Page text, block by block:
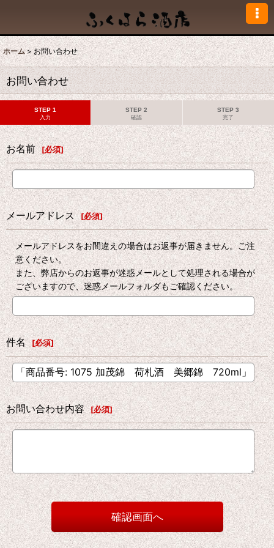
ホーム > お問い合わせ
お問い合わせ
STEP 1
入力
STEP 2
確認
STEP 3
完了
お名前 [必須]
メールアドレス [必須]
メールアドレスをお間違えの場合はお返事が届きません。ご注
意ください。
また、弊店からのお返事が迷惑メールとして処理される場合が
ございますので、迷惑メールフォルダもご確認ください。
件名 [必須]
お問い合わせ内容 [必須]
確認画面へ